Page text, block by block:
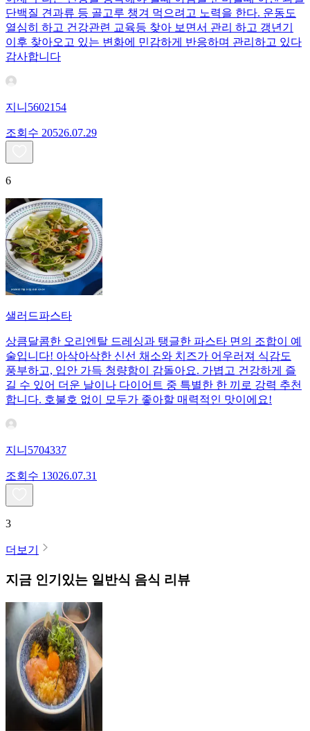
단백질 견과류 등 골고루 챙겨 먹으려고 노력을 한다. 운동도
열심히 하고 건강관련 교육등 찾아 보면서 관리 하고 갱년기
이후 찾아오고 있는 변화에 민감하게 반응하며 관리하고 있다
감사합니다
지니5602154
조회수 20526.07.29
6
샐러드파스타
상큼달콤한 오리엔탈 드레싱과 탱글한 파스타 면의 조합이 예
술입니다! 아삭아삭한 신선 채소와 치즈가 어우러져 식감도
풍부하고, 입안 가득 청량함이 감돌아요. 가볍고 건강하게 즐
길 수 있어 더운 날이나 다이어트 중 특별한 한 끼로 강력 추천
합니다. 호불호 없이 모두가 좋아할 매력적인 맛이에요!
지니5704337
조회수 13026.07.31
3
더보기
지금 인기있는 일반식 음식 리뷰